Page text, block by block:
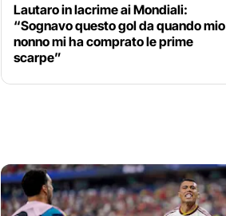
Lautaro in lacrime ai Mondiali:
“Sognavo questo gol da quando mio
nonno mi ha comprato le prime
scarpe”